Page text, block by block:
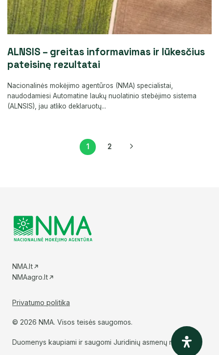
ALNSIS – greitas informavimas ir lūkesčius
pateisinę rezultatai
Nacionalinės mokėjimo agentūros (NMA) specialistai,
naudodamiesi Automatine laukų nuolatinio stebėjimo sistema
(ALNSIS), jau atliko deklaruotų...
1 2
NMA.lt
NMAagro.lt
Privatumo politika
© 2026 NMA. Visos teisės saugomos.
Duomenys kaupiami ir saugomi Juridinių asmenų registre.